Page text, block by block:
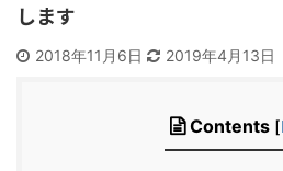
します
2018年11月6日 2019年4月13日
Contents [